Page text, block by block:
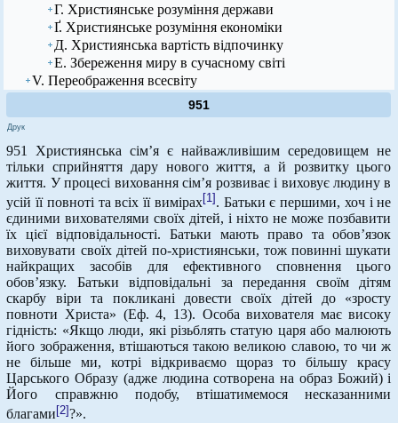
Г. Християнське розуміння держави
Ґ. Християнське розуміння економіки
Д. Християнська вартість відпочинку
Е. Збереження миру в сучасному світі
V. Переображення всесвіту
951
Друк
951 Християнська сім’я є найважливішим середовищем не
тільки сприйняття дару нового життя, а й розвитку цього
життя. У процесі виховання сім’я розвиває і виховує людину в
усій її повноті та всіх її вимірах[1] . Батьки є першими, хоч і не
єдиними вихователями своїх дітей, і ніхто не може позбавити
їх цієї відповідальності. Батьки мають право та обов’язок
виховувати своїх дітей по-християнськи, тож повинні шукати
найкращих засобів для ефективного сповнення цього
обов’язку. Батьки відповідальні за передання своїм дітям
скарбу віри та покликані довести своїх дітей до «зросту
повноти Христа» (Еф. 4, 13). Особа вихователя має високу
гідність: «Якщо люди, які різьблять статую царя або малюють
його зображення, втішаються такою великою славою, то чи ж
не більше ми, котрі відкриваємо щораз то більшу красу
Царського Образу (адже людина сотворена на образ Божий) і
Його справжню подобу, втішатимемося несказанними
благами[2]?».